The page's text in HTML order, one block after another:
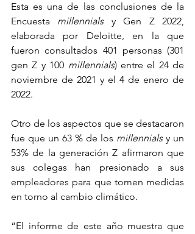
Esta es una de las conclusiones de la
Encuesta millennials y Gen Z 2022,
elaborada por Deloitte, en la que
fueron consultados 401 personas (301
gen Z y 100 millennials) entre el 24 de
noviembre de 2021 y el 4 de enero de
2022.
Otro de los aspectos que se destacaron
fue que un 63 % de los millennials y un
53% de la generación Z afirmaron que
sus colegas han presionado a sus
empleadores para que tomen medidas
en torno al cambio climático.
“El informe de este año muestra que